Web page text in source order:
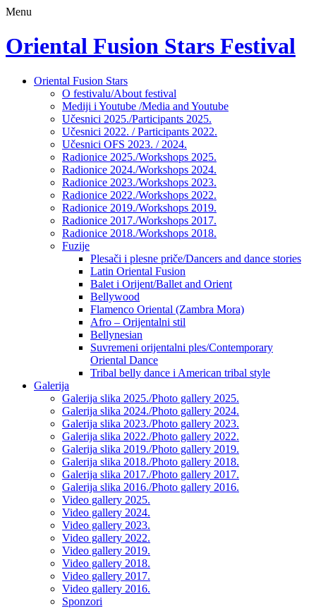
Menu
Oriental Fusion Stars Festival
Skip
Oriental Fusion Stars
O festivalu/About festival
Mediji i Youtube /Media and Youtube
Učesnici 2025./Participants 2025.
Učesnici 2022. / Participants 2022.
Učesnici OFS 2023. / 2024.
Radionice 2025./Workshops 2025.
Radionice 2024./Workshops 2024.
Radionice 2023./Workshops 2023.
Radionice 2022./Workshops 2022.
Radionice 2019./Workshops 2019.
Radionice 2017./Workshops 2017.
Radionice 2018./Workshops 2018.
Fuzije
Plesači i plesne priče/Dancers and dance stories
Latin Oriental Fusion
Balet i Orijent/Ballet and Orient
Bellywood
Flamenco Oriental (Zambra Mora)
Afro – Orijentalni stil
Bellynesian
Suvremeni orijentalni ples/Contemporary
Oriental Dance
Tribal belly dance i American tribal style
Galerija
Galerija slika 2025./Photo gallery 2025.
Galerija slika 2024./Photo gallery 2024.
Galerija slika 2023./Photo gallery 2023.
Galerija slika 2022./Photo gallery 2022.
Galerija slika 2019./Photo gallery 2019.
Galerija slika 2018./Photo gallery 2018.
Galerija slika 2017./Photo gallery 2017.
Galerija slika 2016./Photo gallery 2016.
Video gallery 2025.
Video gallery 2024.
Video gallery 2023.
Video gallery 2022.
Video gallery 2019.
Video gallery 2018.
Video gallery 2017.
Video gallery 2016.
Sponzori